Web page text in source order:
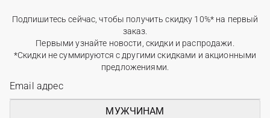
Подпишитесь сейчас, чтобы получить скидку 10%* на первый
заказ.
Первыми узнайте новости, скидки и распродажи.
*Скидки не суммируются с другими скидками и акционными
предложениями.
МУЖЧИНАМ